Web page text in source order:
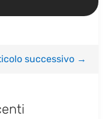
successivo→